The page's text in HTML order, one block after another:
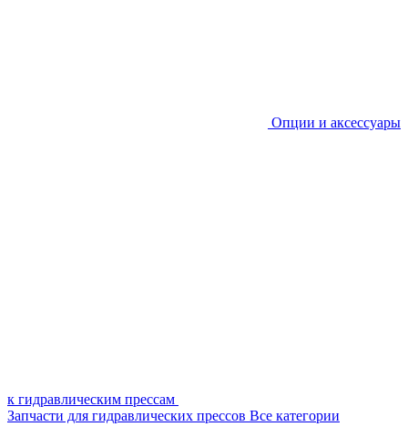
Опции и аксессуары
к гидравлическим прессам
Запчасти для гидравлических прессов Все категории